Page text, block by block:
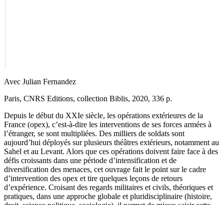
Avec Julian Fernandez
Paris, CNRS Editions, collection Biblis, 2020, 336 p.
Depuis le début du XXIe siècle, les opérations extérieures de la
France (opex), c’est-à-dire les interventions de ses forces armées à
l’étranger, se sont multipliées. Des milliers de soldats sont
aujourd’hui déployés sur plusieurs théâtres extérieurs, notamment au
Sahel et au Levant. Alors que ces opérations doivent faire face à des
défis croissants dans une période d’intensification et de
diversification des menaces, cet ouvrage fait le point sur le cadre
d’intervention des opex et tire quelques leçons de retours
d’expérience. Croisant des regards militaires et civils, théoriques et
pratiques, dans une approche globale et pluridisciplinaire (histoire,